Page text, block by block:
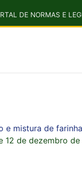
DE NORMAS E
e mistura de
12 de dezembro